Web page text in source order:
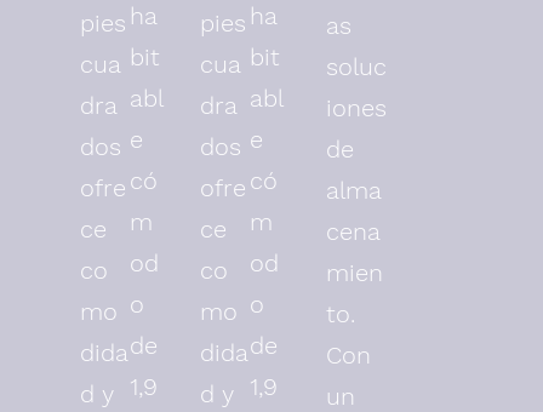
pies
cua
dra
dos
ofre
ce
co
mo
dida
d y
ha
bit
abl
e
có
m
od
o
de
1,9
pies
cua
dra
dos
ofre
ce
co
mo
dida
d y
ha
bit
abl
e
có
m
od
o
de
1,9
as
soluc
iones
de
alma
cena
mien
to.
Con
un